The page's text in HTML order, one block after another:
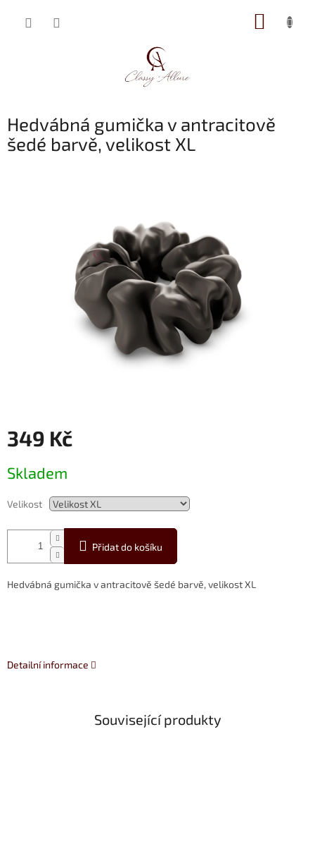
Hedvábná gumička v antracitově
šedé barvě, velikost XL
349 Kč
cena:
Skladem
Velikost
Přidat do košíku
Hedvábná gumička v antracitově šedé barvě, velikost XL
Detailní informace
Související produkty